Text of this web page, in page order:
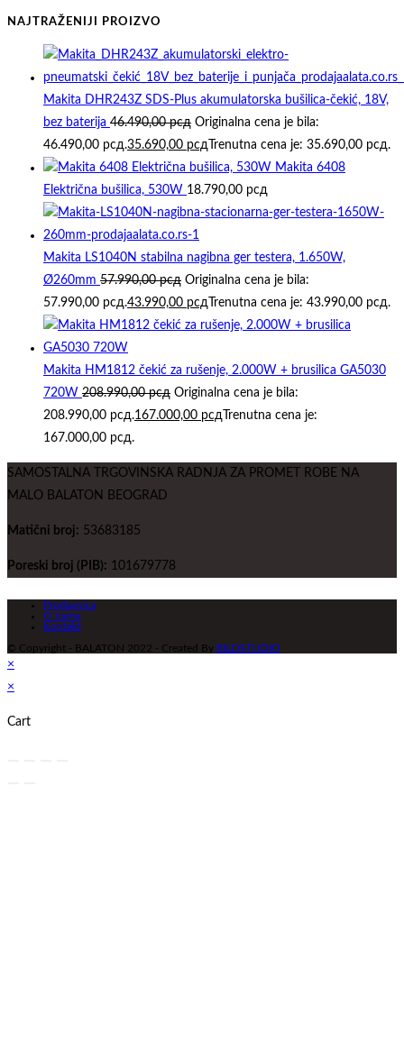
NAJTRAŽENIJI PROIZVO
Makita DHR243Z SDS-Plus akumulatorska bušilica-čekić, 18V,
bez baterija 46.490,00рсд Originalna cena je bila:
46.490,00 рсд.35.690,00 рсд Trenutna cena je: 35.690,00 рсд.
Makita 6408
Električna bušilica, 530W 18.790,00 рсд
Makita LS1040N stabilna nagibna ger testera, 1.650W,
Ø260mm 57.990,00рсд Originalna cena je bila:
57.990,00 рсд.43.990,00 рсд Trenutna cena je: 43.990,00 рсд.
Makita HM1812 čekić za rušenje, 2.000W + brusilica GA5030
720W 208.990,00рсд Originalna cena je bila:
208.990,00 рсд.167.000,00 рсд Trenutna cena je:
167.000,00 рсд.
SAMOSTALNA TRGOVINSKA RADNJA ZA PROMET ROBE NA
MALO BALATON BEOGRAD
Matični broj: 53683185
Poreski broj (PIB): 101679778
Prodavnica
O nama
Kontakt
© Copyright - BALATON 2022 - Created By BILDSTUDIO
×
×
Cart